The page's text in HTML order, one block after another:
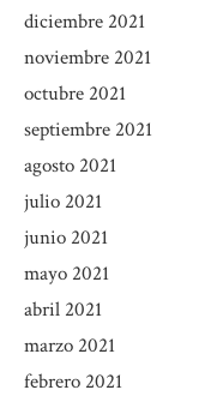
diciembre 2021
noviembre 2021
octubre 2021
septiembre 2021
agosto 2021
julio 2021
junio 2021
mayo 2021
abril 2021
marzo 2021
febrero 2021